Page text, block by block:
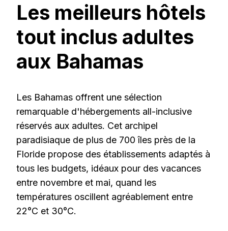
Les meilleurs hôtels
tout inclus adultes
aux Bahamas
Les Bahamas offrent une sélection
remarquable d'hébergements all-inclusive
réservés aux adultes. Cet archipel
paradisiaque de plus de 700 îles près de la
Floride propose des établissements adaptés à
tous les budgets, idéaux pour des vacances
entre novembre et mai, quand les
températures oscillent agréablement entre
22°C et 30°C.